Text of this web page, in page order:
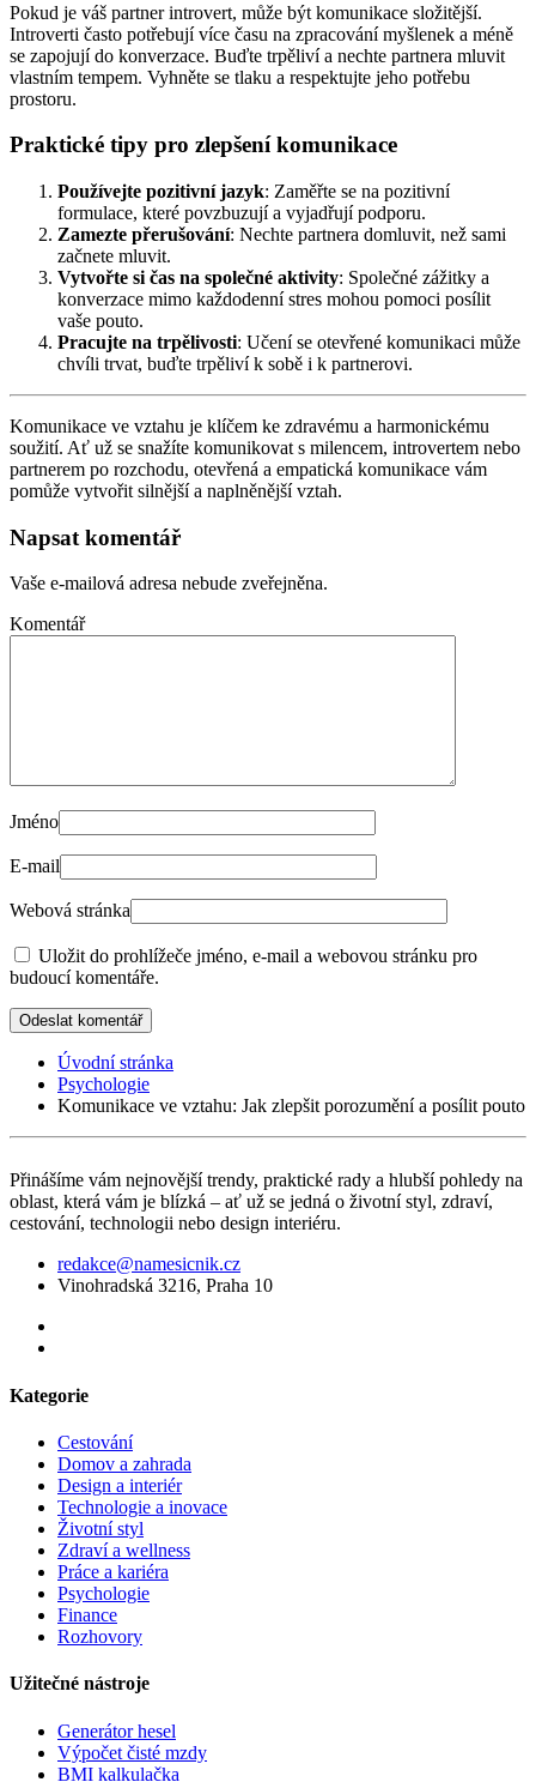
Pokud je váš partner introvert, může být komunikace složitější.
Introverti často potřebují více času na zpracování myšlenek a méně
se zapojují do konverzace. Buďte trpěliví a nechte partnera mluvit
vlastním tempem. Vyhněte se tlaku a respektujte jeho potřebu
prostoru.
Praktické tipy pro zlepšení komunikace
Používejte pozitivní jazyk: Zaměřte se na pozitivní
formulace, které povzbuzují a vyjadřují podporu.
Zamezte přerušování: Nechte partnera domluvit, než sami
začnete mluvit.
Vytvořte si čas na společné aktivity: Společné zážitky a
konverzace mimo každodenní stres mohou pomoci posílit
vaše pouto.
Pracujte na trpělivosti: Učení se otevřené komunikaci může
chvíli trvat, buďte trpěliví k sobě i k partnerovi.
Komunikace ve vztahu je klíčem ke zdravému a harmonickému
soužití. Ať už se snažíte komunikovat s milencem, introvertem nebo
partnerem po rozchodu, otevřená a empatická komunikace vám
pomůže vytvořit silnější a naplněnější vztah.
Napsat komentář
Vaše e-mailová adresa nebude zveřejněna.
Komentář
Jméno
E-mail
Webová stránka
Uložit do prohlížeče jméno, e-mail a webovou stránku pro
budoucí komentáře.
Odeslat komentář
Úvodní stránka
Psychologie
Komunikace ve vztahu: Jak zlepšit porozumění a posílit pouto
Přinášíme vám nejnovější trendy, praktické rady a hlubší pohledy na
oblast, která vám je blízká – ať už se jedná o životní styl, zdraví,
cestování, technologii nebo design interiéru.
redakce@namesicnik.cz
Vinohradská 3216, Praha 10
Kategorie
Cestování
Domov a zahrada
Design a interiér
Technologie a inovace
Životní styl
Zdraví a wellness
Práce a kariéra
Psychologie
Finance
Rozhovory
Užitečné nástroje
Generátor hesel
Výpočet čisté mzdy
BMI kalkulačka